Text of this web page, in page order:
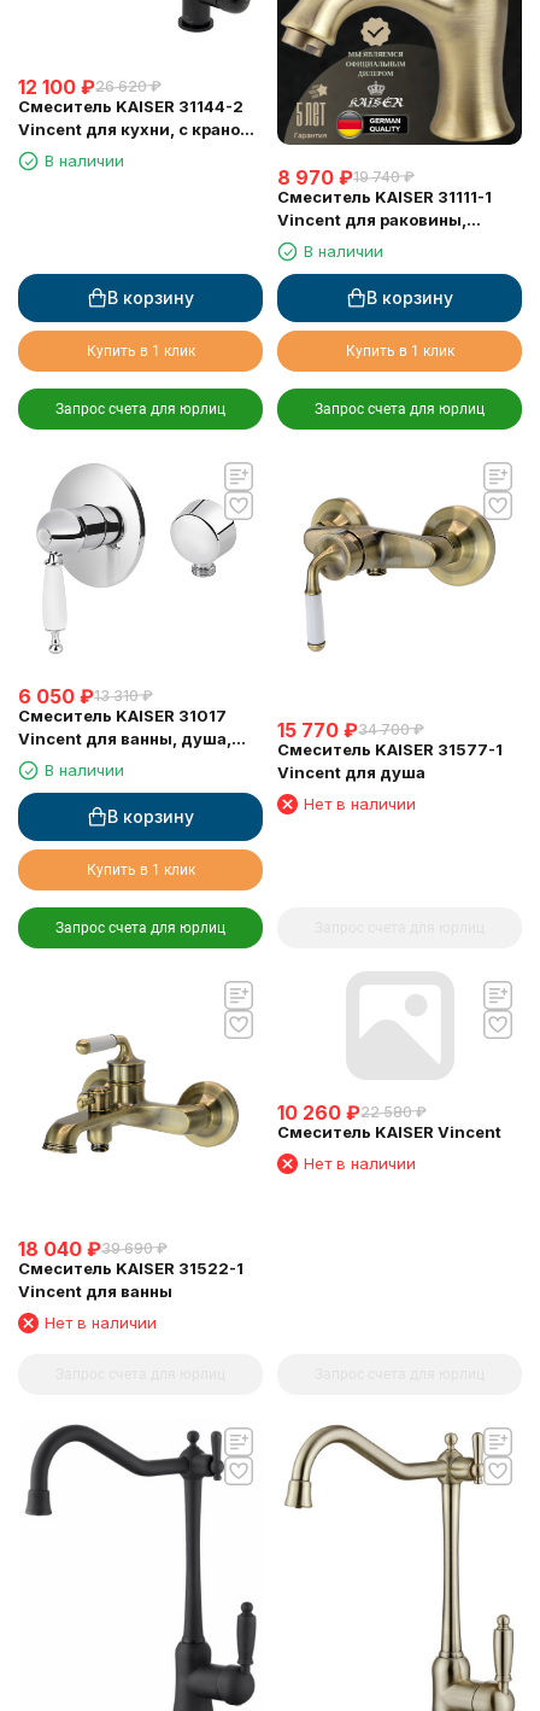
12 100 ₽26 620 ₽
Смеситель KAISER 31144-2
Vincent для кухни, с краном
для питьевой воды, черный
мрамор
В наличии
В корзину
Купить в 1 клик
Запрос счета для юрлиц
8 970 ₽19 740 ₽
Смеситель KAISER 31111-1
Vincent для раковины,
бронзовый
В наличии
В корзину
Купить в 1 клик
Запрос счета для юрлиц
6 050 ₽13 310 ₽
Смеситель KAISER 31017
Vincent для ванны, душа,
биде, хром
В наличии
В корзину
Купить в 1 клик
Запрос счета для юрлиц
15 770 ₽34 700 ₽
Смеситель KAISER 31577-1
Vincent для душа
Нет в наличии
18 040 ₽39 690 ₽
Смеситель KAISER 31522-1
Vincent для ванны
Нет в наличии
10 260 ₽22 580 ₽
Смеситель KAISER Vincent
Нет в наличии